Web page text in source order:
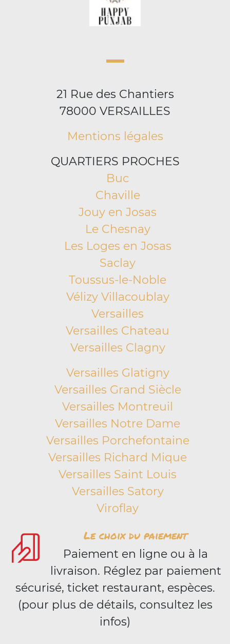
21 Rue des Chantiers
78000 VERSAILLES
Mentions légales
QUARTIERS PROCHES
Buc
Chaville
Jouy en Josas
Le Chesnay
Les Loges en Josas
Saclay
Toussus-le-Noble
Vélizy Villacoublay
Versailles
Versailles Chateau
Versailles Clagny
Versailles Glatigny
Versailles Grand Siècle
Versailles Montreuil
Versailles Notre Dame
Versailles Porchefontaine
Versailles Richard Mique
Versailles Saint Louis
Versailles Satory
Viroflay
Le choix du paiement
Paiement en ligne ou à la
livraison. Réglez par paiement
sécurisé, ticket restaurant, espèces.
(pour plus de détails, consultez les
infos)